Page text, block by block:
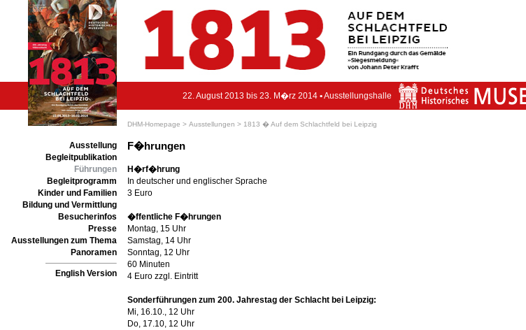
22. August 2013 bis 23. M�rz 2014 •Ausstellungshalle
DHM-Homepage > Ausstellungen > 1813 � Auf dem Schlachtfeld bei Leipzig
Ausstellung
Begleitpublikation
Führungen
Begleitprogramm
Kinder und Familien
Bildung und Vermittlung
Besucherinfos
Presse
Ausstellungen zum Thema
Panoramen
English Version
F�hrungen
H�rf�hrung
In deutscher und englischer Sprache
3 Euro
�ffentliche F�hrungen
Montag, 15 Uhr
Samstag, 14 Uhr
Sonntag, 12 Uhr
60 Minuten
4 Euro zzgl. Eintritt
Sonderführungen zum 200. Jahrestag der Schlacht bei Leipzig:
Mi, 16.10., 12 Uhr
Do, 17.10, 12 Uhr